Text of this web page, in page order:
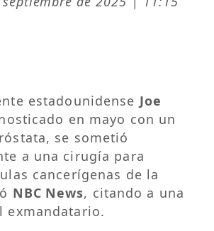
estadounidense Joe
en mayo con un
se sometió
a una cirugía para
cancerígenas de la
NBC News, citando a una
exmandatario.